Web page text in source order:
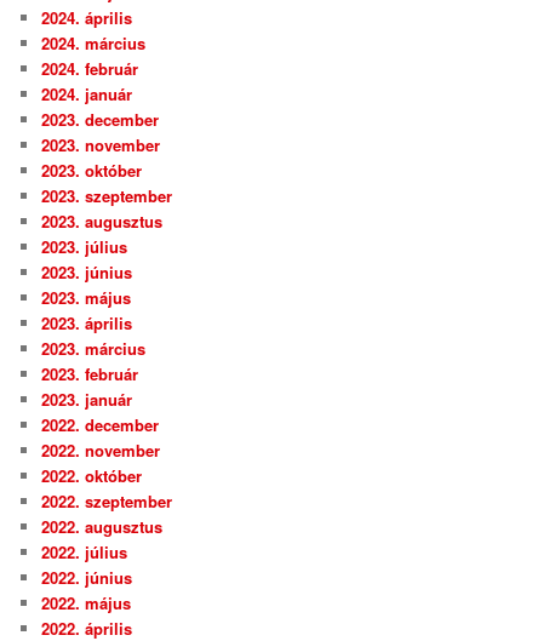
2024. április
2024. március
2024. február
2024. január
2023. december
2023. november
2023. október
2023. szeptember
2023. augusztus
2023. július
2023. június
2023. május
2023. április
2023. március
2023. február
2023. január
2022. december
2022. november
2022. október
2022. szeptember
2022. augusztus
2022. július
2022. június
2022. május
2022. április